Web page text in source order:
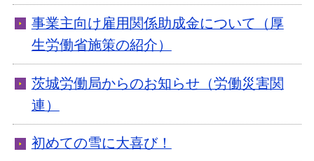
事業主向け雇用関係助成金について（厚
生労働省施策の紹介）
茨城労働局からのお知らせ（労働災害関
連）
初めての雪に大喜び！